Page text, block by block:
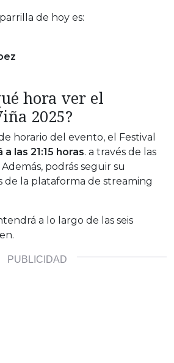
de hoy es:
hora ver el
2025?
horario del evento, el Festival
las 21:15 horas. a través de las
podrás seguir su
de la plataforma de streaming
a lo largo de las seis